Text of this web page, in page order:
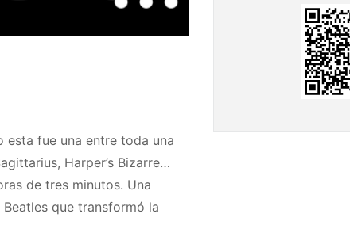
esta fue una entre toda una
Harper’s Bizarre…
de tres minutos. Una
que transformó la